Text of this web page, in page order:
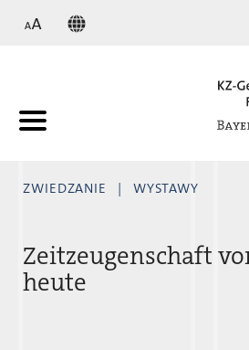
ZWIEDZANIE WYSTAWY
Zeitzeugenschaft
heute